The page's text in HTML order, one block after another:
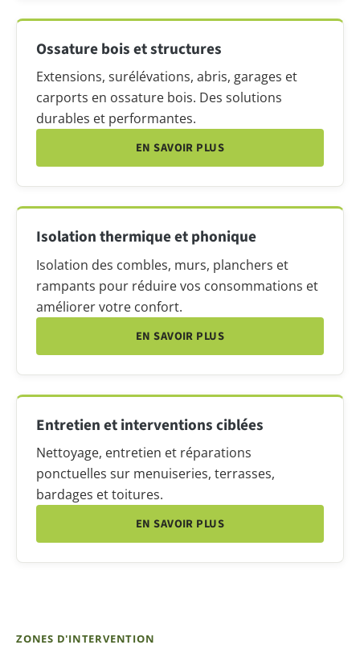
Ossature bois et structures
Extensions, surélévations, abris, garages et
carports en ossature bois. Des solutions
durables et performantes.
EN SAVOIR PLUS
Isolation thermique et phonique
Isolation des combles, murs, planchers et
rampants pour réduire vos consommations et
améliorer votre confort.
EN SAVOIR PLUS
Entretien et interventions ciblées
Nettoyage, entretien et réparations
ponctuelles sur menuiseries, terrasses,
bardages et toitures.
EN SAVOIR PLUS
ZONES D'INTERVENTION